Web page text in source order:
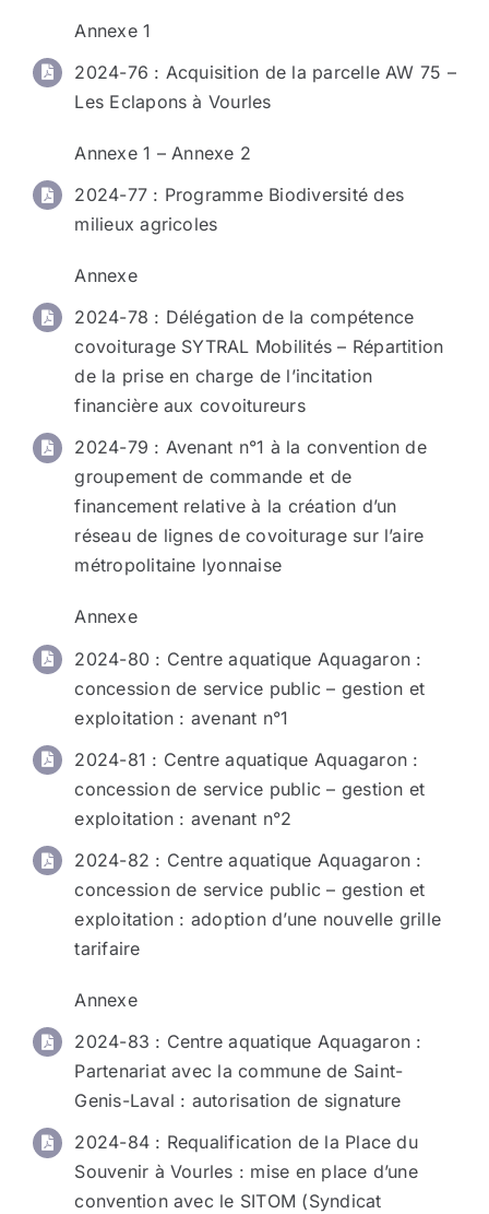
Annexe 1
2024-76 : Acquisition de la parcelle AW 75 –
Les Eclapons à Vourles
Annexe 1 – Annexe 2
2024-77 : Programme Biodiversité des
milieux agricoles
Annexe
2024-78 : Délégation de la compétence
covoiturage SYTRAL Mobilités – Répartition
de la prise en charge de l’incitation
financière aux covoitureurs
2024-79 : Avenant n°1 à la convention de
groupement de commande et de
financement relative à la création d’un
réseau de lignes de covoiturage sur l’aire
métropolitaine lyonnaise
Annexe
2024-80 : Centre aquatique Aquagaron :
concession de service public – gestion et
exploitation : avenant n°1
2024-81 : Centre aquatique Aquagaron :
concession de service public – gestion et
exploitation : avenant n°2
2024-82 : Centre aquatique Aquagaron :
concession de service public – gestion et
exploitation : adoption d’une nouvelle grille
tarifaire
Annexe
2024-83 : Centre aquatique Aquagaron :
Partenariat avec la commune de Saint-
Genis-Laval : autorisation de signature
2024-84 : Requalification de la Place du
Souvenir à Vourles : mise en place d’une
convention avec le SITOM (Syndicat